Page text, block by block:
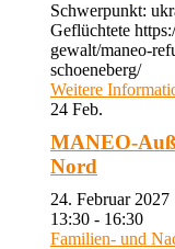
Schwerpunkt:
Geflüchtete
gewalt/maneo-
schoeneberg/
Weitere
24 Feb.
MANEO-
Nord
24. Februar
13:30 - 16:30
Familien- und